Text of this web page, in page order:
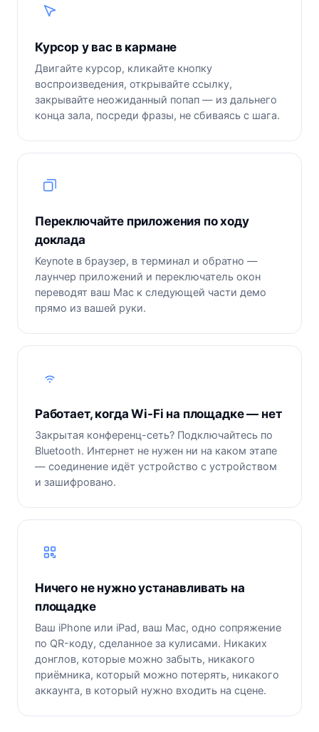
Курсор у вас в кармане
Двигайте курсор, кликайте кнопку
воспроизведения, открывайте ссылку,
закрывайте неожиданный попап — из дальнего
конца зала, посреди фразы, не сбиваясь с шага.
Переключайте приложения по ходу
доклада
Keynote в браузер, в терминал и обратно —
лаунчер приложений и переключатель окон
переводят ваш Mac к следующей части демо
прямо из вашей руки.
Работает, когда Wi-Fi на площадке — нет
Закрытая конференц-сеть? Подключайтесь по
Bluetooth. Интернет не нужен ни на каком этапе
— соединение идёт устройство с устройством
и зашифровано.
Ничего не нужно устанавливать на
площадке
Ваш iPhone или iPad, ваш Mac, одно сопряжение
по QR-коду, сделанное за кулисами. Никаких
донглов, которые можно забыть, никакого
приёмника, который можно потерять, никакого
аккаунта, в который нужно входить на сцене.